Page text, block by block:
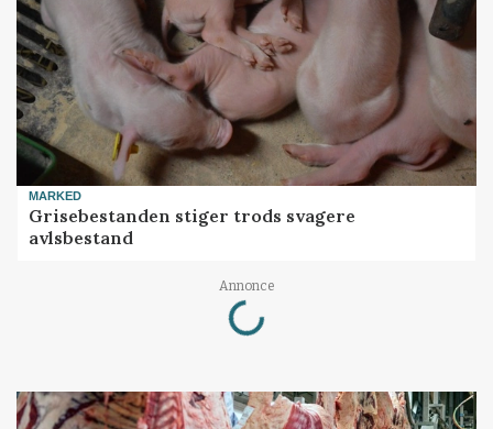
MARKED
Grisebestanden stiger trods svagere
avlsbestand
Annonce
Loading...